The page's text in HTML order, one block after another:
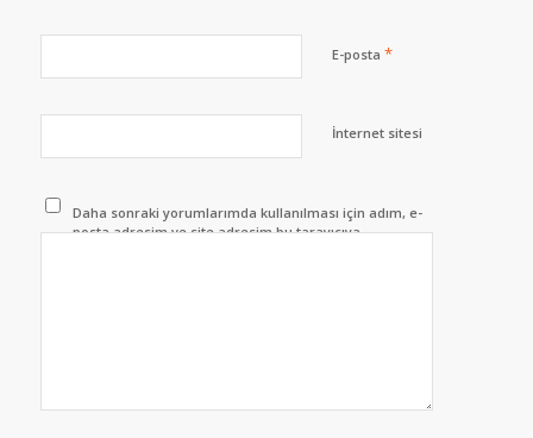
E-posta *
İnternet sitesi
Daha sonraki yorumlarımda kullanılması için adım, e-
posta adresim ve site adresim bu tarayıcıya